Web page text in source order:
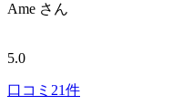
Ame さん
5.0
口コミ 21件